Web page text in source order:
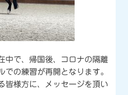
中で、帰国後、コロナの隔離
での練習が再開となります。
皆様方に、メッセージを頂い